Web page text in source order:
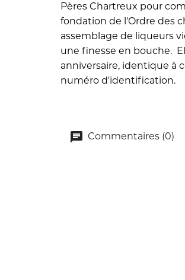
Pères Chartreux pour
fondation de l'Ordre des
assemblage de liqueurs
une finesse en bouche.
anniversaire, identique à
numéro d'identification.
Commentaires (0)